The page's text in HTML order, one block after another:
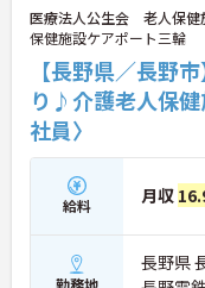
医療法人公生会 老人保健
保健施設ケアポート三輪
【長野県／長野
り♪介護老人保
社員〉
給料 月収
勤務地
長野県